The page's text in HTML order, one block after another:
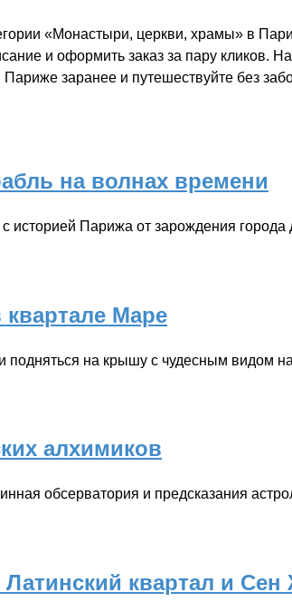
«Монастыри, церкви, храмы» в
и оформить заказ за пару
заранее и путешествуйте без
на волнах времени
историей Парижа от зарождения
Маре
подняться на крышу с чудесным видом
алхимиков
обсерватория и предсказания
квартал и